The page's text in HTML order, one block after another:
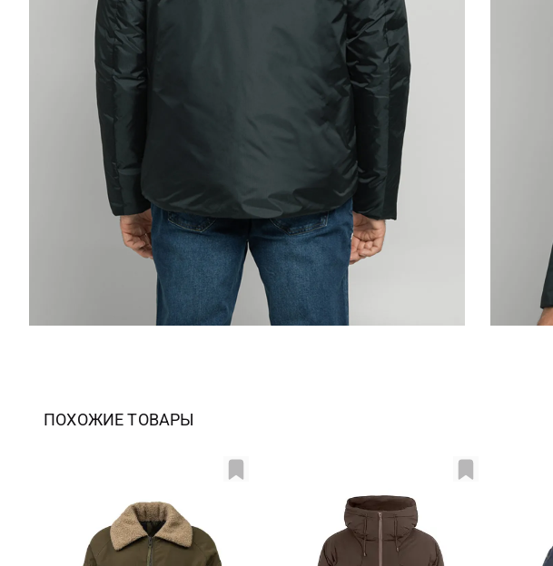
ПОХОЖИЕ ТОВАРЫ